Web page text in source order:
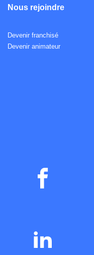
Nous rejoindre
Devenir franchisé
Devenir animateur